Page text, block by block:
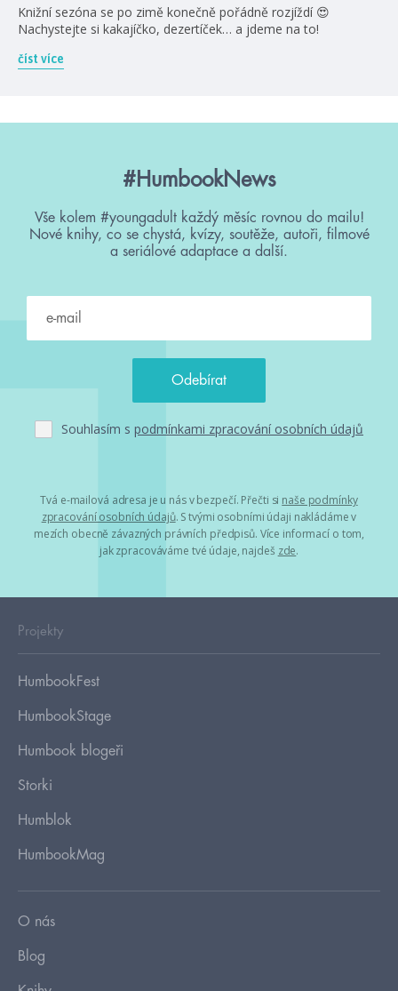
Knižní sezóna se po zimě konečně pořádně rozjíždí 😍
Nachystejte si kakajíčko, dezertíček… a jdeme na to!
číst více
#HumbookNews
Vše kolem #youngadult každý měsíc rovnou do mailu!
Nové knihy, co se chystá, kvízy, soutěže, autoři, filmové
a seriálové adaptace a další.
Souhlasím s podmínkami zpracování osobních údajů
Tvá e-mailová adresa je u nás v bezpečí. Přečti si naše podmínky
zpracování osobních údajů. S tvými osobními údaji nakládáme v
mezích obecně závazných právních předpisů. Více informací o tom,
jak zpracováváme tvé údaje, najdeš zde.
Projekty
HumbookFest
HumbookStage
Humbook blogeři
Storki
Humblok
HumbookMag
O nás
Blog